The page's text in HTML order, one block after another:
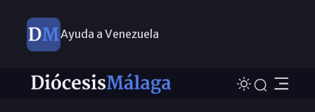
Ayuda a Venezuela